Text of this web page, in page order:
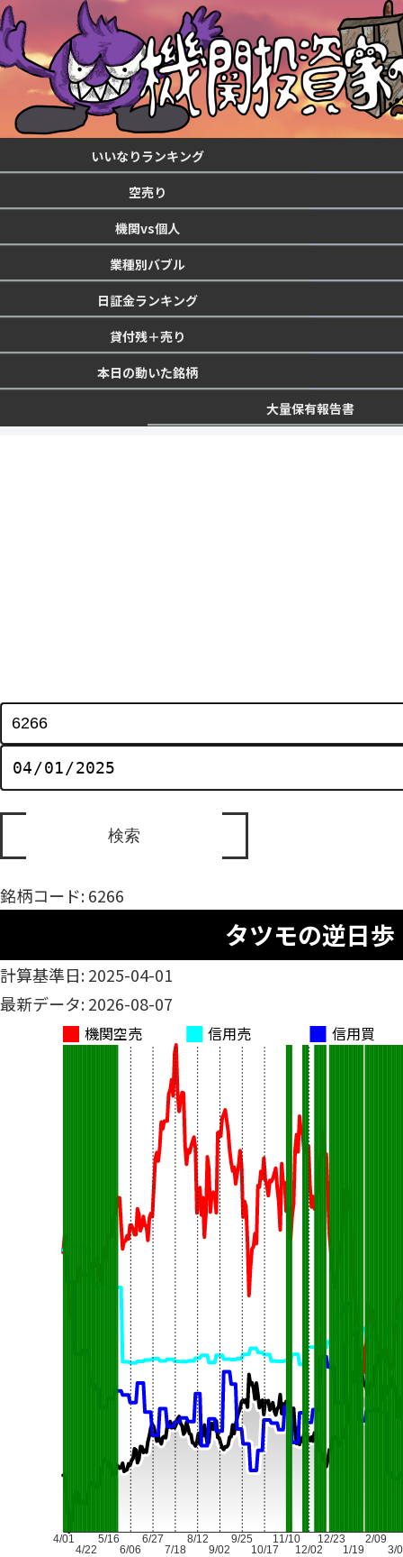
いいなりランキング
空売り
機関vs個人
業種別バブル
日証金ランキング
貸付残＋売り
本日の動いた銘柄
大量保有報告書
銘柄コード: 6266
タツモの逆日歩
計算基準日: 2025-04-01
最新データ: 2026-08-07
機関空売 信用売 信用買
4/01
4/22
5/16
6/06
6/27
7/18
8/12
9/02
9/25
10/17
11/10
12/02
12/23
1/19
2/09
3/